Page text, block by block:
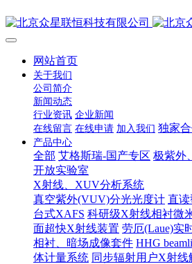
网站首页
关于我们
公司简介
新闻动态
行业资讯 企业新闻
在线留言 在线申请 加入我们 独家
产品中心
全部 艾格斯瑞-国产专区 极紫外
开放实验室
X射线、XUV分析系统
真空紫外(VUV)分光光度计 直
台式XAFS 科研级X射线相衬微
面超快X射线装置 劳厄(Laue)实
相衬、暗场成像套件 HHG
体计量系统 同步辐射用户X射线